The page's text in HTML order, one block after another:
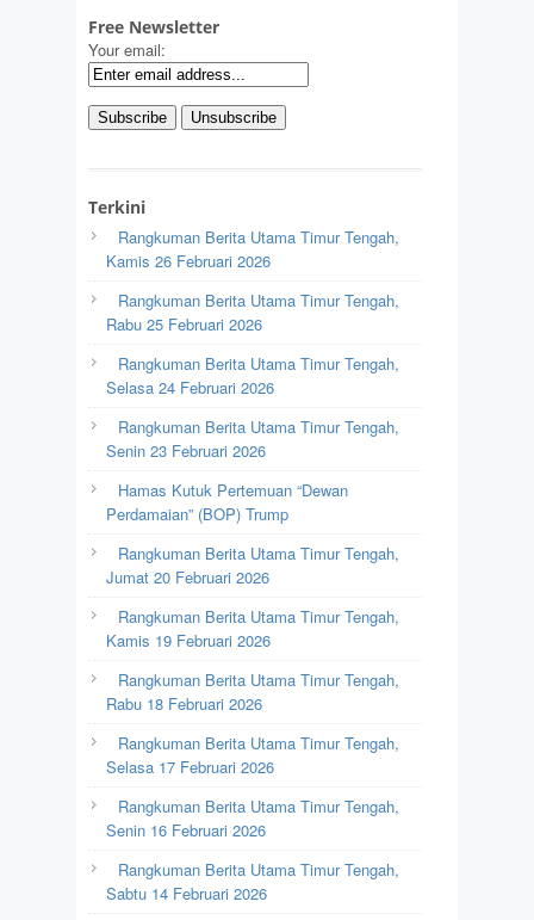
Free Newsletter
Your email:
Terkini
Rangkuman Berita Utama Timur Tengah,
Kamis 26 Februari 2026
Rangkuman Berita Utama Timur Tengah,
Rabu 25 Februari 2026
Rangkuman Berita Utama Timur Tengah,
Selasa 24 Februari 2026
Rangkuman Berita Utama Timur Tengah,
Senin 23 Februari 2026
Hamas Kutuk Pertemuan “Dewan
Perdamaian” (BOP) Trump
Rangkuman Berita Utama Timur Tengah,
Jumat 20 Februari 2026
Rangkuman Berita Utama Timur Tengah,
Kamis 19 Februari 2026
Rangkuman Berita Utama Timur Tengah,
Rabu 18 Februari 2026
Rangkuman Berita Utama Timur Tengah,
Selasa 17 Februari 2026
Rangkuman Berita Utama Timur Tengah,
Senin 16 Februari 2026
Rangkuman Berita Utama Timur Tengah,
Sabtu 14 Februari 2026